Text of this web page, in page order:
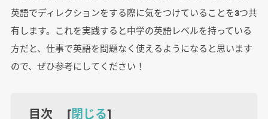
英語でディレクションをする際に気をつけていることを3つ共
有します。これを実践すると中学の英語レベルを持っている
方だと、仕事で英語を問題なく使えるようになると思います
ので、ぜひ参考にしてください！
目次 [閉じる]